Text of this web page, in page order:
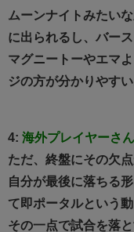
ムーンナイトみたい
に出られるし、バー
マグニートーやエマ
ジの方が分かりやすい
4: 海外プレイヤーさん
ただ、終盤にその欠
自分が最後に落ちる
て即ポータルという動
その一点で試合を落